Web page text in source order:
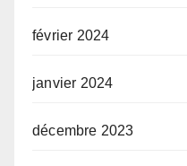
février 2024
janvier 2024
décembre 2023